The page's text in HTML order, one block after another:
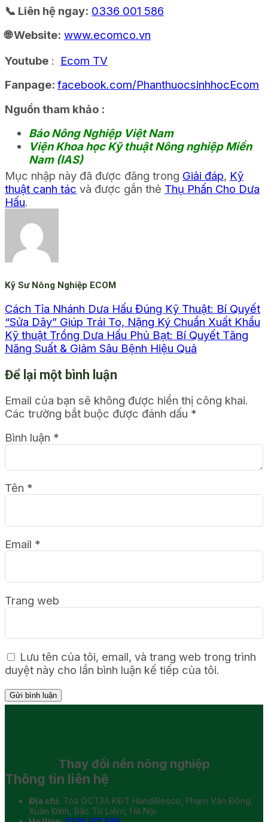
📞 Liên hệ ngay: 0336 001 586
🌐 Website: www.ecomco.vn
Youtube : Ecom TV
Fanpage: facebook.com/PhanthuocsinhhocEcom
Nguồn tham khảo :
Báo Nông Nghiệp Việt Nam
Viện Khoa học Kỹ thuật Nông nghiệp Miền
Nam (IAS)
Mục nhập này đã được đăng trong Giải đáp, Kỹ
thuật canh tác và được gắn thẻ Thụ Phấn Cho Dưa
Hấu.
Kỹ Sư Nông Nghiệp ECOM
Cách Tỉa Nhánh Dưa Hấu Đúng Kỹ Thuật: Bí Quyết
“Sửa Dây” Giúp Trái To, Nặng Ký Chuẩn Xuất Khẩu
Kỹ thuật Trồng Dưa Hấu Phủ Bạt: Bí Quyết Tăng
Năng Suất & Giảm Sâu Bệnh Hiệu Quả
Để lại một bình luận
Email của bạn sẽ không được hiển thị công khai.
Các trường bắt buộc được đánh dấu *
Bình luận *
Tên *
Email *
Trang web
Lưu tên của tôi, email, và trang web trong trình
duyệt này cho lần bình luận kế tiếp của tôi.
Thay đổi nền nông nghiệp
Thông tin liên hệ
Địa chỉ: Tòa OCT3A KĐT HandiResco, Phạm Văn Đồng,
Xuân Đỉnh, Bắc Từ Liêm, Hà Nội